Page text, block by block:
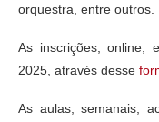
orquestra, entre outros.
As inscrições, online,
2025, através desse
As aulas, semanais,